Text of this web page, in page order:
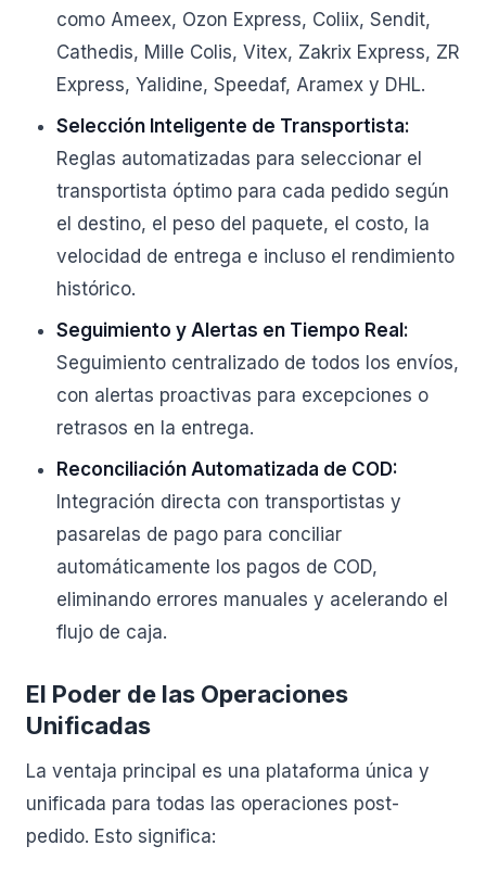
como Ameex, Ozon Express, Coliix, Sendit,
Cathedis, Mille Colis, Vitex, Zakrix Express, ZR
Express, Yalidine, Speedaf, Aramex y DHL.
Selección Inteligente de Transportista:
Reglas automatizadas para seleccionar el
transportista óptimo para cada pedido según
el destino, el peso del paquete, el costo, la
velocidad de entrega e incluso el rendimiento
histórico.
Seguimiento y Alertas en Tiempo Real:
Seguimiento centralizado de todos los envíos,
con alertas proactivas para excepciones o
retrasos en la entrega.
Reconciliación Automatizada de COD:
Integración directa con transportistas y
pasarelas de pago para conciliar
automáticamente los pagos de COD,
eliminando errores manuales y acelerando el
flujo de caja.
El Poder de las Operaciones
Unificadas
La ventaja principal es una plataforma única y
unificada para todas las operaciones post-
pedido. Esto significa: